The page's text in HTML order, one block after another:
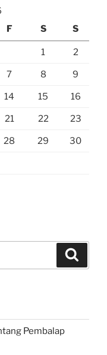
F S S
1 2
7 8 9
14 15 16
21 22 23
28 29 30
Pembalap